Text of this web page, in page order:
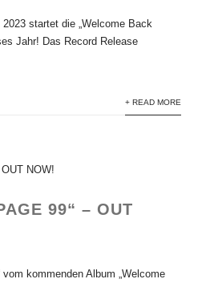
startet die „Welcome Back
Jahr! Das Record Release
+ READ MORE
99“ – OUT
vom kommenden Album „Welcome